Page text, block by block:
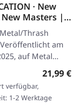
· New
New Masters |
LP
Thrash
am
auf Metal
Schwarzes
Insert und
Card.
kehren mit…
21,99 €
verfügbar,
1-2 Werktage